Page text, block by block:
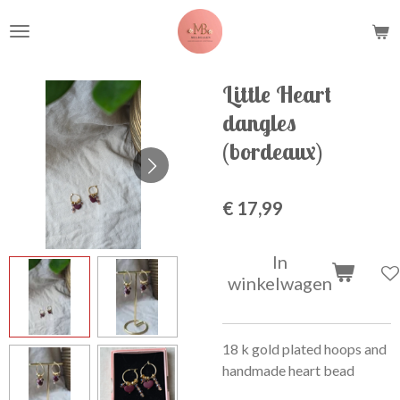
direct
hoofdinhoud
Little Heart
dangles
(bordeaux)
€ 17,99
In
winkelwagen
18 k gold plated hoops and
handmade heart bead